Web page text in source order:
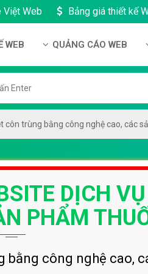
Việt Web Bảng giá thiết kế
& IOS
WEB QUẢNG CÁO WEB
Quảng Cáo Banner
côn trùng bằng công nghệ cao, các
DỊCH
PHẨM
công nghệ cao,